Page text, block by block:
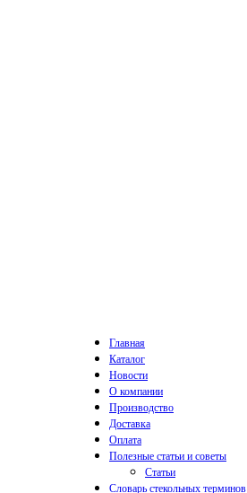
Главная
Каталог
Новости
О компании
Производство
Доставка
Оплата
Полезные статьи и советы
Статьи
Словарь стекольных терминов